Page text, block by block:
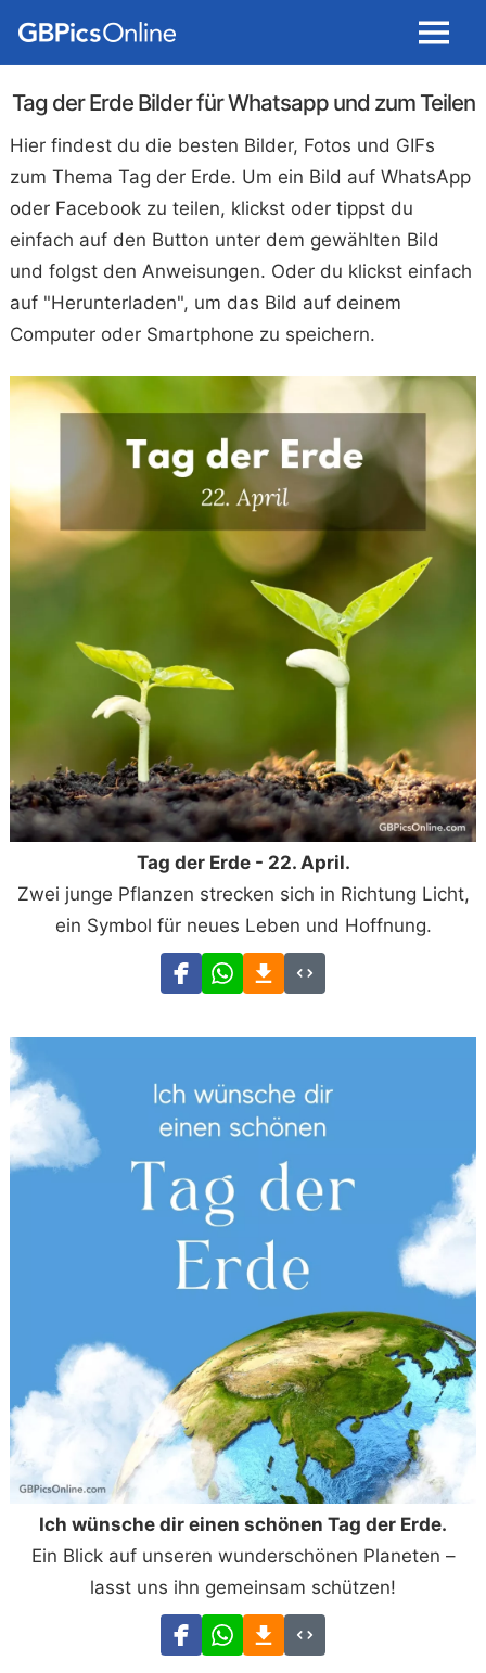
Menu
Tag der Erde Bilder für Whatsapp und zum Teilen
Hier findest du die besten Bilder, Fotos und GIFs
zum Thema Tag der Erde. Um ein Bild auf WhatsApp
oder Facebook zu teilen, klickst oder tippst du
einfach auf den Button unter dem gewählten Bild
und folgst den Anweisungen. Oder du klickst einfach
auf "Herunterladen", um das Bild auf deinem
Computer oder Smartphone zu speichern.
Tag der Erde - 22. April.
Zwei junge Pflanzen strecken sich in Richtung Licht,
ein Symbol für neues Leben und Hoffnung.
Ich wünsche dir einen schönen Tag der Erde.
Ein Blick auf unseren wunderschönen Planeten –
lasst uns ihn gemeinsam schützen!